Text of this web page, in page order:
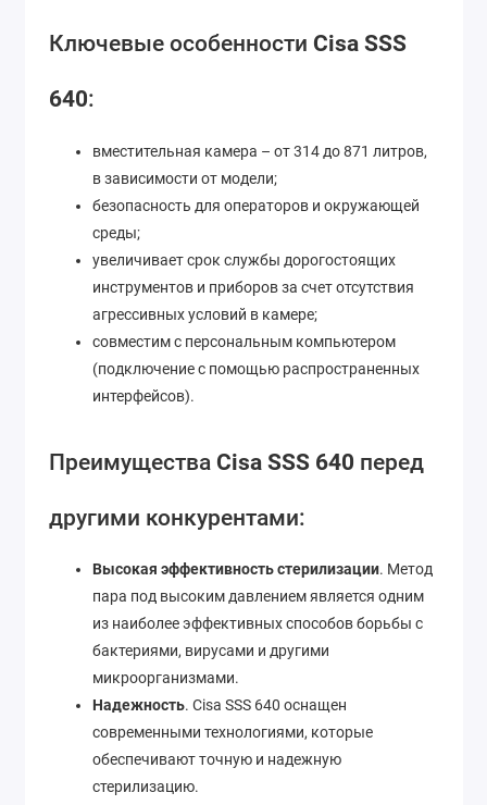
Ключевые особенности Cisa SSS
640:
вместительная камера – от 314 до 871 литров,
в зависимости от модели;
безопасность для операторов и окружающей
среды;
увеличивает срок службы дорогостоящих
инструментов и приборов за счет отсутствия
агрессивных условий в камере;
совместим с персональным компьютером
(подключение с помощью распространенных
интерфейсов).
Преимущества Cisa SSS 640 перед
другими конкурентами:
Высокая эффективность стерилизации. Метод
пара под высоким давлением является одним
из наиболее эффективных способов борьбы с
бактериями, вирусами и другими
микроорганизмами.
Надежность. Cisa SSS 640 оснащен
современными технологиями, которые
обеспечивают точную и надежную
стерилизацию.